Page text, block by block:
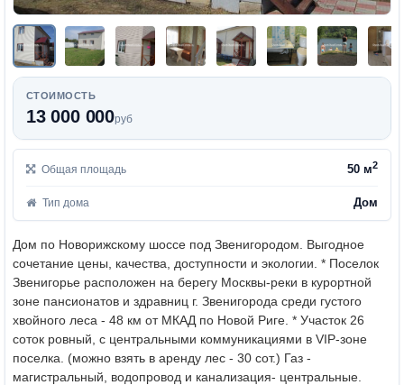
СТОИМОСТЬ
13 000 000руб
Общая площадь 50 м2
Тип дома Дом
Дом по Новорижскому шоссе под Звенигородом. Выгодное
сочетание цены, качества, доступности и экологии. * Поселок
Звенигорье расположен на берегу Москвы-реки в курортной
зоне пансионатов и здравниц г. Звенигорода среди густого
хвойного леса - 48 км от МКАД по Новой Риге. * Участок 26
соток ровный, с центральными коммуникациями в VIP-зоне
поселка. (можно взять в аренду лес - 30 сот.) Газ -
магистральный, водопровод и канализация- центральные.